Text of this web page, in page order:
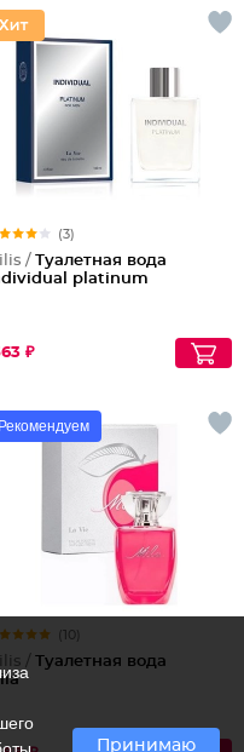
(3)
/ Туалетная вода
platinum
₽
Рекомендуем
(10)
/ Туалетная вода
Принимаю